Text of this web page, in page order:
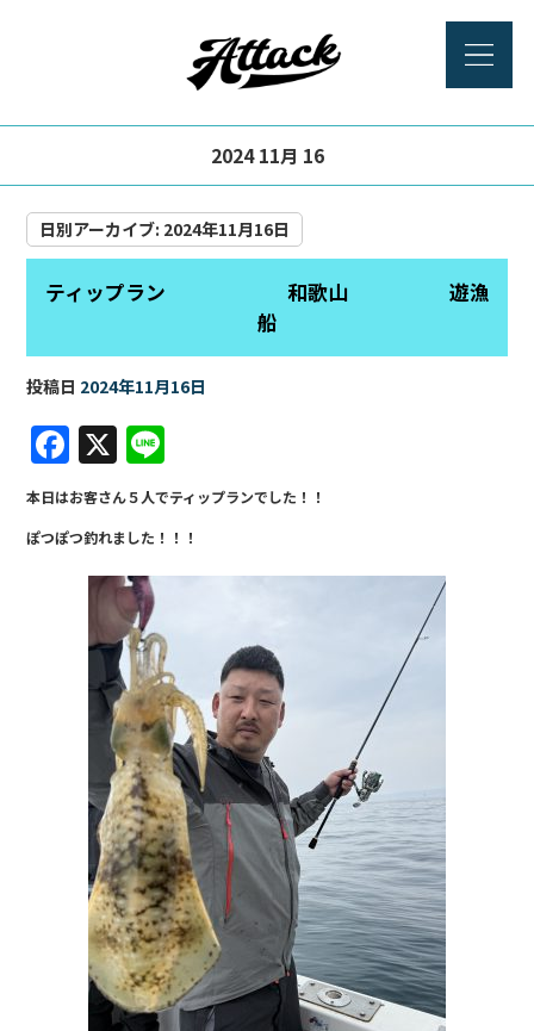
2024 11月 16
日別アーカイブ: 2024年11月16日
ティップラン 和歌山 遊漁
船
投稿日 2024年11月16日
F
a
c
e
b
o
X
n
e
本日はお客さん５人でティップランでした！！
ぽつぽつ釣れました！！！